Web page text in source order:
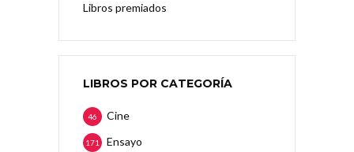
Libros premiados
LIBROS POR CATEGORÍA
Cine
46
Ensayo
171